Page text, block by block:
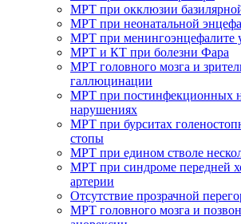
МРТ при окклюзии
МРТ при неонатальной
МРТ при менингоэнцефалите
МРТ и КТ при болезни Фара
МРТ головного мозга и
галлюцинации
МРТ при постинфекционных
нарушениях
МРТ при бурситах
стопы
МРТ при едином стволе
МРТ при синдроме передней
артерии
Отсутствие прозрачной
МРТ головного мозга и